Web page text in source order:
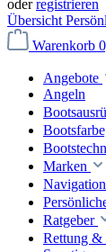
oderregistrieren
Übersicht
Warenkorb
Angebote
Angeln
Marken
Navigation
Ratgeber
Rettung &